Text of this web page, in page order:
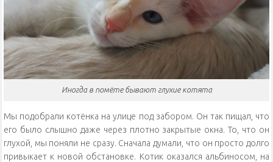
Иногда в помёте бывают глухие котята
Мы подобрали котёнка на улице под забором. Он так пищал, что
его было слышно даже через плотно закрытые окна. То, что он
глухой, мы поняли не сразу. Сначала думали, что он просто долго
привыкает к новой обстановке. Котик оказался альбиносом, на